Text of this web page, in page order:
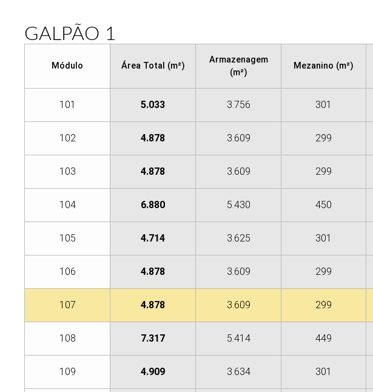
GALPÃO 1
Módulo Área Total (m²)
Armazenagem
(m²)
Mezanino (m²)
101 5.033 3.756 301
102 4.878 3.609 299
103 4.878 3.609 299
104 6.880 5.430 450
105 4.714 3.625 301
106 4.878 3.609 299
107 4.878 3.609 299
108 7.317 5.414 449
109 4.909 3.634 301